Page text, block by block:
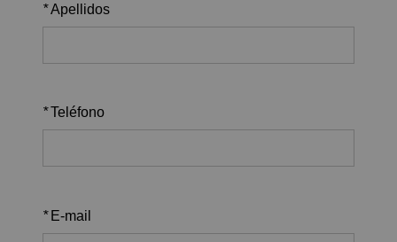
*Apellidos
*Teléfono
* E-mail